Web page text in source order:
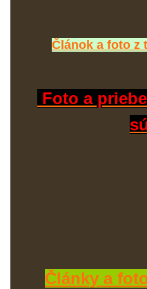
Článok a foto z
Foto a
Články a